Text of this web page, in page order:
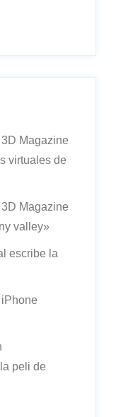
Magazine
virtuales de
Magazine
valley»
escribe la
peli de